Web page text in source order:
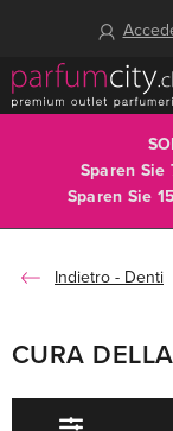
Sparen
Sparen Sie
Denti
CURA